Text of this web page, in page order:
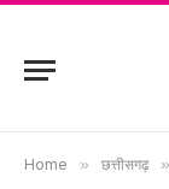
Home » छत्तीसगढ़ »